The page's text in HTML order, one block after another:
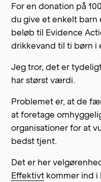
For en donation på
du give et enkelt barn
beløb til Evidence
drikkevand til ti børn i
Jeg tror, det er
har størst værdi.
Problemet er, at de
at foretage
organisationer for at
bedst tjent.
Det er her
Effektivt kommer ind i